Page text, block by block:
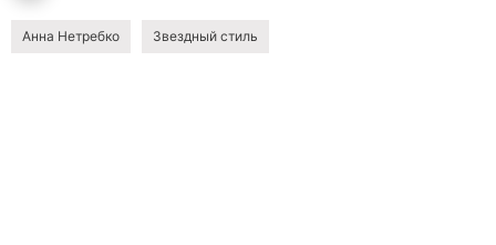
Анна Нетребко Звездный стиль